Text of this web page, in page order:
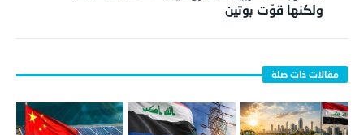
ولكنها قوّت بوتين